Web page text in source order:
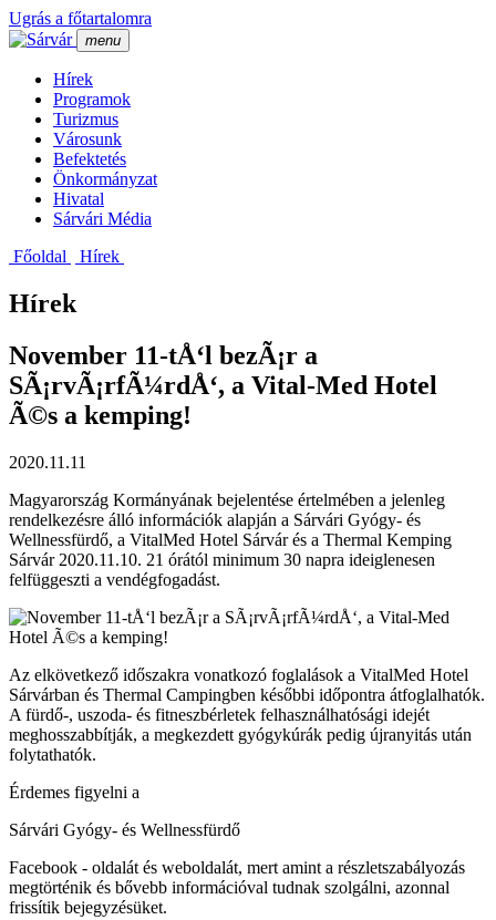
Ugrás a főtartalomra
menu
Hí­rek
Programok
Turizmus
Városunk
Befektetés
Önkormányzat
Hivatal
Sárvári Média
Főoldal
Hí­rek
Hírek
November 11-tÅ‘l bezÃ¡r a
SÃ¡rvÃ¡rfÃ¼rdÅ‘, a Vital-Med Hotel
Ã©s a kemping!
2020.11.11
Magyarország Kormányának bejelentése értelmében a jelenleg
rendelkezésre álló információk alapján a Sárvári Gyógy- és
Wellnessfürdő, a VitalMed Hotel Sárvár és a Thermal Kemping
Sárvár 2020.11.10. 21 órától minimum 30 napra ideiglenesen
felfüggeszti a vendégfogadást.
Az elkövetkező időszakra vonatkozó foglalások a VitalMed Hotel
Sárvárban és Thermal Campingben későbbi időpontra átfoglalhatók.
A fürdő-, uszoda- és fitneszbérletek felhasználhatósági idejét
meghosszabbítják, a megkezdett gyógykúrák pedig újranyitás után
folytathatók.
Érdemes figyelni a
Sárvári Gyógy- és Wellnessfürdő
Facebook - oldalát és weboldalát, mert amint a részletszabályozás
megtörténik és bővebb információval tudnak szolgálni, azonnal
frissítik bejegyzésüket.